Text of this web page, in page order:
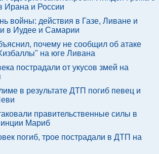
Ирана и России
войны: действия в Газе, Ливане и
в Иудее и Самарии
почему не сообщил об атаке
на юге Ливана
пострадали от укусов змей на
в результате ДТП погиб певец и
правительственные силы в
Мариб
погиб, трое пострадали в ДТП на